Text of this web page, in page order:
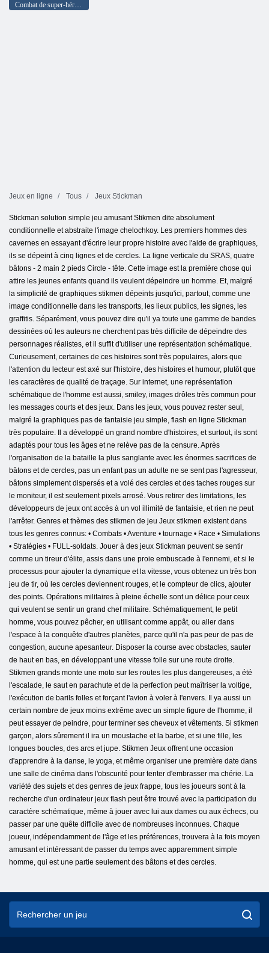
Combat de super-héros Stickman Warriors
Jeux en ligne Tous Jeux Stickman
Stickman solution simple jeu amusant Stikmen dite absolument
conditionnelle et abstraite l'image chelochkoy. Les premiers hommes des
cavernes en essayant d'écrire leur propre histoire avec l'aide de graphiques,
ils se dépeint à cinq lignes et de cercles. La ligne verticale du SRAS, quatre
bâtons - 2 main 2 pieds Circle - tête. Cette image est la première chose qui
attire les jeunes enfants quand ils veulent dépeindre un homme. Et, malgré
la simplicité de graphiques stikmen dépeints jusqu'ici, partout, comme une
image conditionnelle dans les transports, les lieux publics, les signes, les
graffitis. Séparément, vous pouvez dire qu'il ya toute une gamme de bandes
dessinées où les auteurs ne cherchent pas très difficile de dépeindre des
personnages réalistes, et il suffit d'utiliser une représentation schématique.
Curieusement, certaines de ces histoires sont très populaires, alors que
l'attention du lecteur est axé sur l'histoire, des histoires et humour, plutôt que
les caractères de qualité de traçage. Sur internet, une représentation
schématique de l'homme est aussi, smiley, images drôles très commun pour
les messages courts et des jeux. Dans les jeux, vous pouvez rester seul,
malgré la graphiques pas de fantaisie jeu simple, flash en ligne Stickman
très populaire. Il a développé un grand nombre d'histoires, et surtout, ils sont
adaptés pour tous les âges et ne relève pas de la censure. Après
l'organisation de la bataille la plus sanglante avec les énormes sacrifices de
bâtons et de cercles, pas un enfant pas un adulte ne se sent pas l'agresseur,
bâtons simplement dispersés et a volé des cercles et des taches rouges sur
le moniteur, il est seulement pixels arrosé. Vous retirer des limitations, les
développeurs de jeux ont accès à un vol illimité de fantaisie, et rien ne peut
l'arrêter. Genres et thèmes des stikmen de jeu Jeux stikmen existent dans
tous les genres connus: • Combats • Aventure • tournage • Race • Simulations
• Stratégies • FULL-soldats. Jouer à des jeux Stickman peuvent se sentir
comme un tireur d'élite, assis dans une proie embuscade à l'ennemi, et si le
processus pour ajouter la dynamique et la vitesse, vous obtenez un très bon
jeu de tir, où les cercles deviennent rouges, et le compteur de clics, ajouter
des points. Opérations militaires à pleine échelle sont un délice pour ceux
qui veulent se sentir un grand chef militaire. Schématiquement, le petit
homme, vous pouvez pêcher, en utilisant comme appât, ou aller dans
l'espace à la conquête d'autres planètes, parce qu'il n'a pas peur de pas de
congestion, aucune apesanteur. Disposer la course avec obstacles, sauter
de haut en bas, en développant une vitesse folle sur une route droite.
Stikmen grands monte une moto sur les routes les plus dangereuses, a été
l'escalade, le saut en parachute et de la perfection peut maîtriser la voltige,
l'exécution de barils folles et forçant l'avion à voler à l'envers. Il ya aussi un
certain nombre de jeux moins extrême avec un simple figure de l'homme, il
peut essayer de peindre, pour terminer ses cheveux et vêtements. Si stikmen
garçon, alors sûrement il ira un moustache et la barbe, et si une fille, les
longues boucles, des arcs et jupe. Stikmen Jeux offrent une occasion
d'apprendre à la danse, le yoga, et même organiser une première date dans
une salle de cinéma dans l'obscurité pour tenter d'embrasser ma chérie. La
variété des sujets et des genres de jeux frappe, tous les joueurs sont à la
recherche d'un ordinateur jeux flash peut être trouvé avec la participation du
caractère schématique, même à jouer avec lui aux dames ou aux échecs, ou
passer par une quête difficile avec de nombreuses inconnues. Chaque
joueur, indépendamment de l'âge et les préférences, trouvera à la fois moyen
amusant et intéressant de passer du temps avec apparemment simple
homme, qui est une partie seulement des bâtons et des cercles.